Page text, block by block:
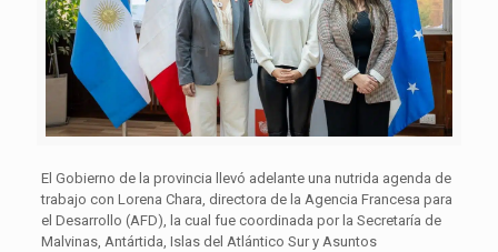
El Gobierno de la provincia llevó adelante una nutrida agenda de
trabajo con Lorena Chara, directora de la Agencia Francesa para
el Desarrollo (AFD), la cual fue coordinada por la Secretaría de
Malvinas, Antártida, Islas del Atlántico Sur y Asuntos